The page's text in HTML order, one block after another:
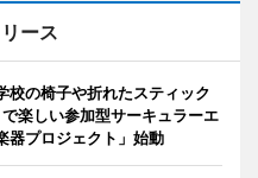
ース
校の椅子や折れたスティック
楽しい参加型サーキュラーエ
器プロジェクト」始動